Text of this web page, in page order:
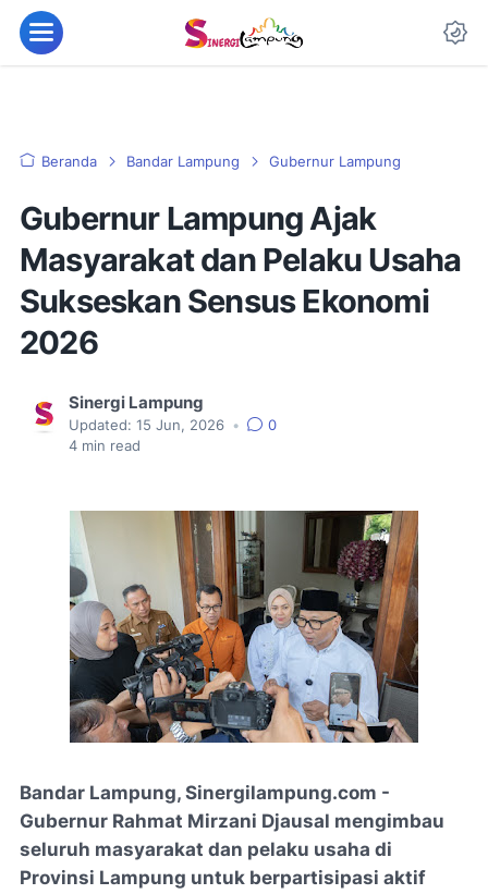
Beranda Bandar Lampung Gubernur Lampung
Gubernur Lampung Ajak
Masyarakat dan Pelaku Usaha
Sukseskan Sensus Ekonomi
2026
Sinergi Lampung
Updated: 15 Jun, 2026 •
0
4 min read
Bandar Lampung, Sinergilampung.com -
Gubernur Rahmat Mirzani Djausal mengimbau
seluruh masyarakat dan pelaku usaha di
Provinsi Lampung untuk berpartisipasi aktif